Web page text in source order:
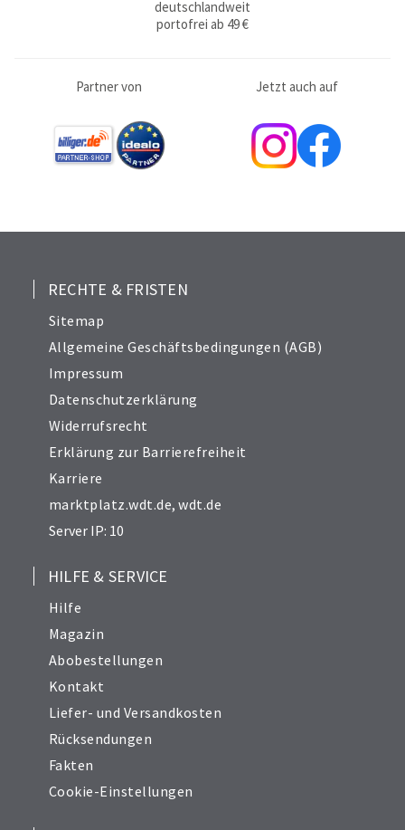
deutschlandweit
portofrei ab 49 €
Partner von Jetzt auch auf
RECHTE & FRISTEN
Sitemap
Allgemeine Geschäftsbedingungen (AGB)
Impressum
Datenschutzerklärung
Widerrufsrecht
Erklärung zur Barrierefreiheit
Karriere
marktplatz.wdt.de,wdt.de
Server IP: 10
HILFE & SERVICE
Hilfe
Magazin
Abobestellungen
Kontakt
Liefer- und Versandkosten
Rücksendungen
Fakten
Cookie-Einstellungen